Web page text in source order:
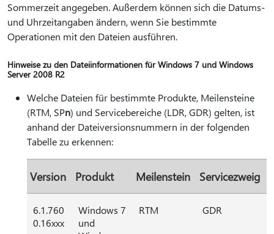
Sommerzeit angegeben. Außerdem können sich die Datums-
und Uhrzeitangaben ändern, wenn Sie bestimmte
Operationen mit den Dateien ausführen.
Hinweise zu den Dateiinformationen für Windows 7 und Windows
Server 2008 R2
Welche Dateien für bestimmte Produkte, Meilensteine
(RTM, SPn) und Servicebereiche (LDR, GDR) gelten, ist
anhand der Dateiversionsnummern in der folgenden
Tabelle zu erkennen:
Version Produkt Meilenstein Servicezweig
6.1.760
0.16xxx
Windows 7
und
RTM GDR